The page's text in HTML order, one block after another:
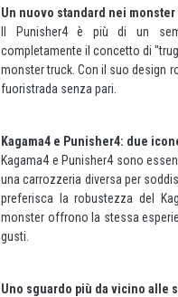
Un nuovo standard nei
Il Punisher4 è più di un
completamente il concetto di
monster truck. Con il suo design
fuoristrada senza pari.
Kagama4 e Punisher4: due
Kagama4 e Punisher4 sono
una carrozzeria diversa per
preferisca la robustezza del
monster offrono la stessa
gusti.
Uno sguardo più da vicino alle